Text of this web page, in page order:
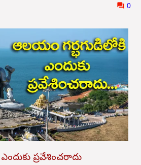
0
ప్రవేశించరాదు